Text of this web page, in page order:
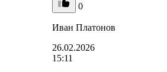
0
Иван Платонов
26.02.2026
15:11